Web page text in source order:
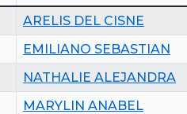
ARELIS DEL CISNE
EMILIANO SEBASTIAN
NATHALIE ALEJANDRA
MARYLIN ANABEL